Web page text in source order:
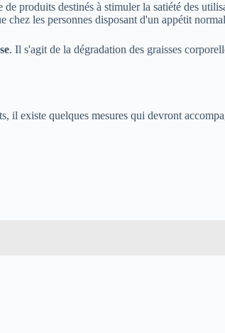
produits destinés à stimuler la satiété des
les personnes disposant d'un appétit
. Il s'agit de la dégradation des graisses
existe quelques mesures qui devront